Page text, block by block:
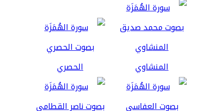
المنشاوي الحصري